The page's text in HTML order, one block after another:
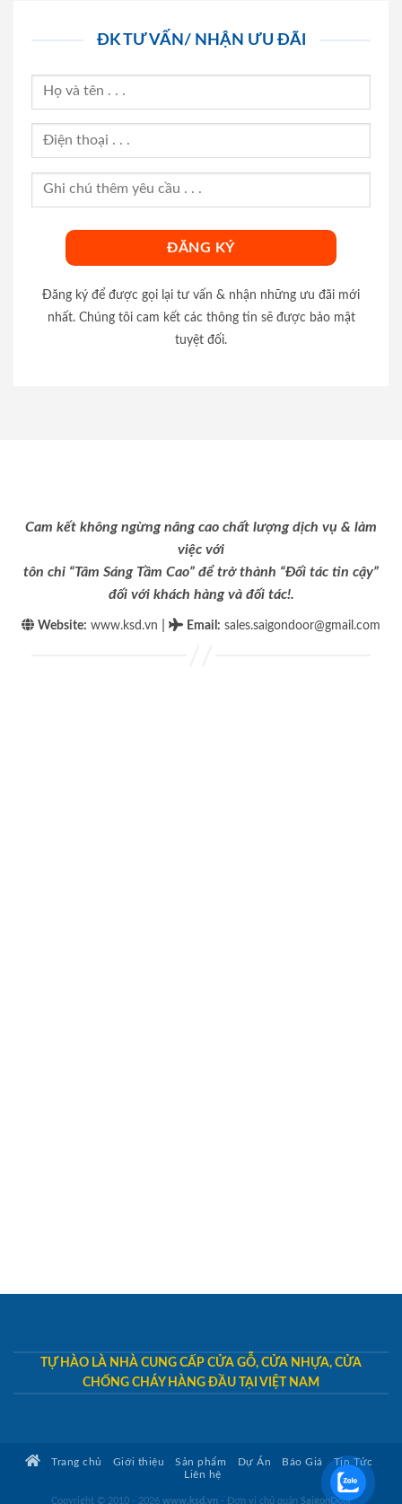
ĐK TƯ VẤN/ NHẬN ƯU ĐÃI
Đăng ký để được gọi lại tư vấn & nhận những ưu đãi mới
nhất. Chúng tôi cam kết các thông tin sẽ được bảo mật
tuyệt đối.
Cam kết không ngừng nâng cao chất lượng dịch vụ & làm
việc với
tôn chỉ “Tâm Sáng Tầm Cao” để trở thành “Đối tác tin cậy”
đối với khách hàng và đối tác!.
Website: www.ksd.vn Email : sales.saigondoor@gmail.com
TỰ HÀO LÀ NHÀ CUNG CẤP CỬA GỖ, CỬA NHỰA, CỬA
CHỐNG CHÁY HÀNG ĐẦU TẠI VIỆT NAM
Trang chủ Giới thiệu Sản phẩm Dự Án Báo Giá
Tin Tức
Liên hệ
Copyright © 2010 - 2026 www.ksd.vn- Đơn vị chủ quản SaigonDoor